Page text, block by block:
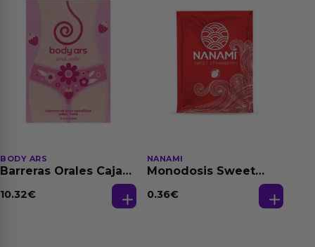
BODY ARS
Barreras Orales Caja
10.32€
NANAMI
Monodosis Sweet
Base Agua 4 ml
0.36€